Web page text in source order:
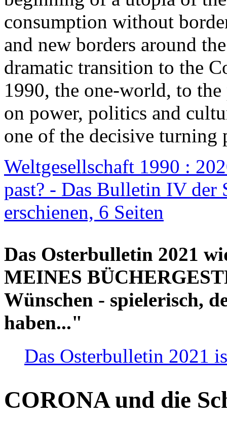
consumption without
and new borders around
dramatic transition to the
1990, the one-world, to the
on power, politics and
one of the decisive turning
Weltgesellschaft 1990 :
past? - Das Bulletin IV der
erschienen, 6 Seiten
Das Osterbulletin 2021
MEINES
Wünschen - spielerisch,
haben..."
Das Osterbulletin 2021
CORONA und die